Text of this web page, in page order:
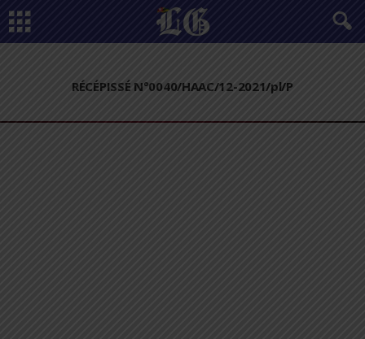
RÉCÉPISSÉ N°0040/HAAC/12-2021/pl/P